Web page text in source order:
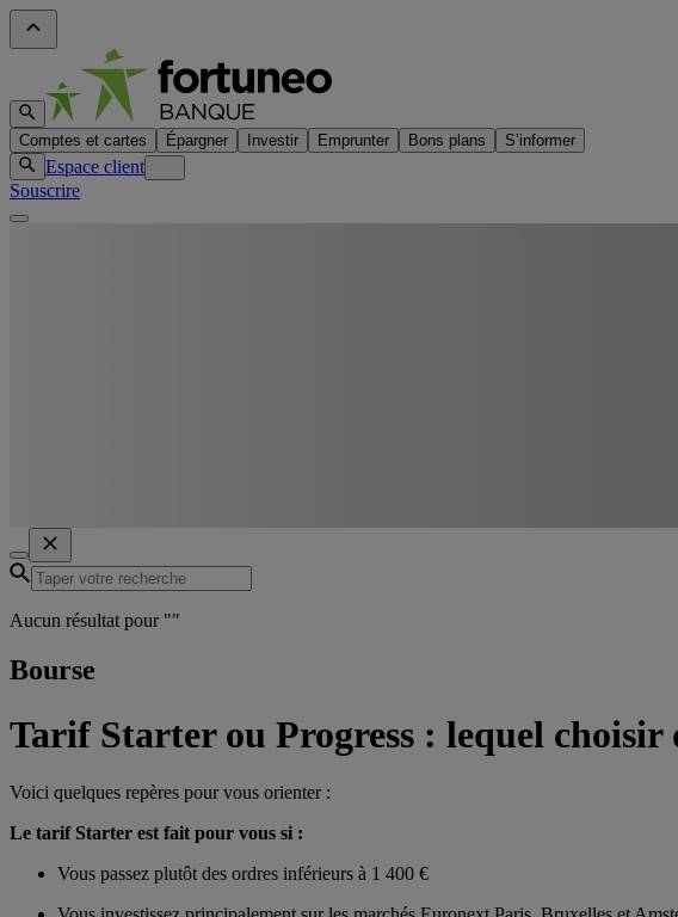
Comptes et cartes Épargner Investir Emprunter Bons plans S’informer
Espace client
Souscrire
Aucun résultat pour ""
Bourse
Tarif Starter ou Progress : lequel choisir
Voici quelques repères pour vous orienter :
Le tarif Starter est fait pour vous si :
Vous passez plutôt des ordres inférieurs à 1 400 €